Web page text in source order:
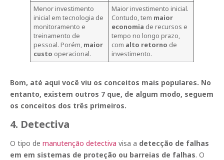
Menor investimento
inicial em tecnologia de
monitoramento e
treinamento de
pessoal. Porém, maior
custo operacional.
Maior investimento inicial.
Contudo, tem maior
economia de recursos e
tempo no longo prazo,
com alto retorno de
investimento.
Bom, até aqui você viu os conceitos mais populares. No
entanto, existem outros 7 que, de algum modo, seguem
os conceitos dos três primeiros.
4. Detectiva
O tipo de manutenção detectiva visa a detecção de falhas
em em sistemas de proteção ou barreias de falhas. O